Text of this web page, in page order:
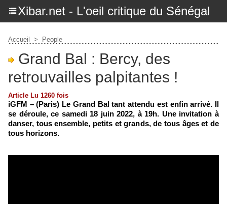
Xibar.net - L'oeil critique du Sénégal
Accueil > People
Grand Bal : Bercy, des
retrouvailles palpitantes !
Article Lu 1260 fois
iGFM – (Paris) Le Grand Bal tant attendu est enfin arrivé. Il
se déroule, ce samedi 18 juin 2022, à 19h. Une invitation à
danser, tous ensemble, petits et grands, de tous âges et de
tous horizons.